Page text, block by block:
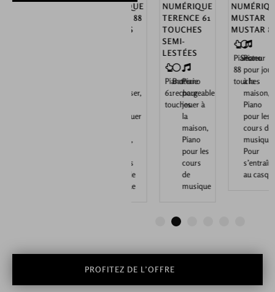
NUMÉRIQUE
TERENCE 61
TOUCHES
SEMI-
LESTÉES
touches
Batterie
rechargeable
Piano
pour
jouer à
maison,
pour les
musique
NUMÉRIQUE
MUSTAR
MUSTAR 88
touches
Secteur
Piano
pour jouer
maison,
pour les
cours de
musique,
s’entraîner
au casque
4
PROFITEZ DE L’OFFRE